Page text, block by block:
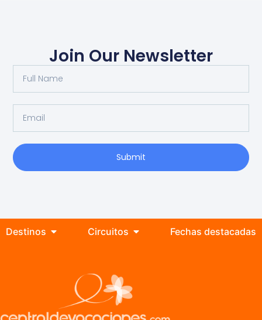
Join Our Newsletter
Submit
Destinos Circuitos Fechas destacadas